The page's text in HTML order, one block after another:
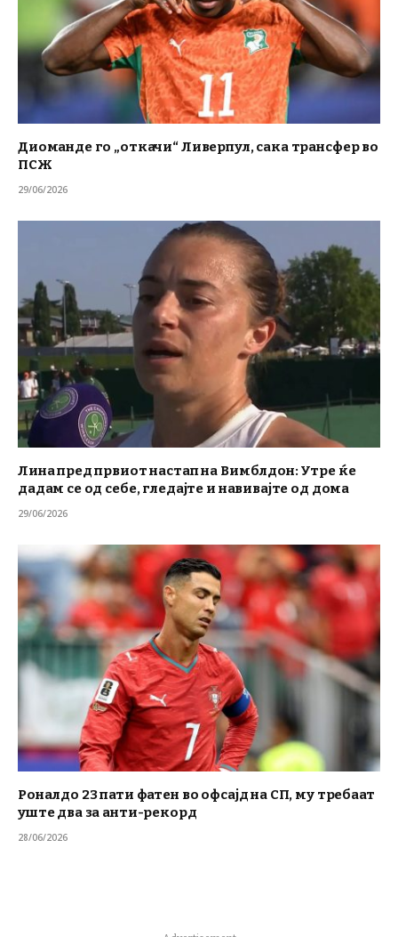
Диоманде го „откачи“ Ливерпул, сака трансфер во
ПСЖ
29/06/2026
Лина пред првиот настап на Вимблдон: Утре ќе
дадам се од себе, гледајте и навивајте од дома
29/06/2026
Роналдо 23 пати фатен во офсајд на СП, му требаат
уште два за анти-рекорд
28/06/2026